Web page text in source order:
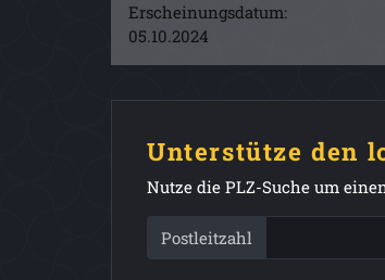
Erscheinungsdatum:
05.10.2024
Unterstütze den
Nutze die PLZ-Suche um
Postleitzahl